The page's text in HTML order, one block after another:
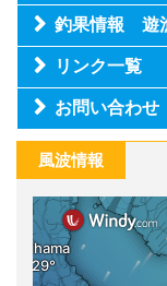
釣果情報 遊
リンク一覧
お問い合わせ
風波情報